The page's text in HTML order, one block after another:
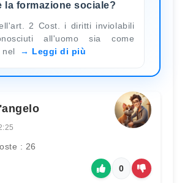
la formazione sociale?
2 Cost. i diritti inviolabili
all'uomo sia come
nel
Leggi di più
: 26
0